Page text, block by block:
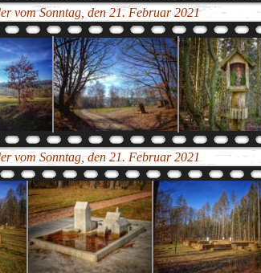
vom Sonntag, den 21. Februar 2021
vom Sonntag, den 21. Februar 2021